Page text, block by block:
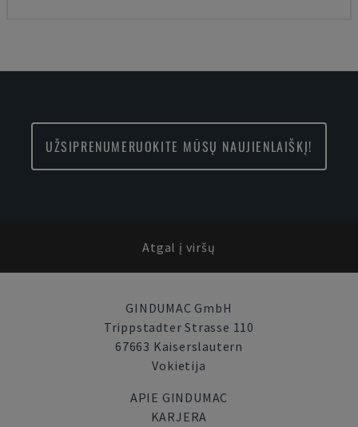
UŽSIPRENUMERUOKITE MŪSŲ NAUJIENLAIŠKĮ!
Atgal į viršų
GINDUMAC GmbH
Trippstadter Strasse 110
67663 Kaiserslautern
Vokietija
APIE GINDUMAC
KARJERA